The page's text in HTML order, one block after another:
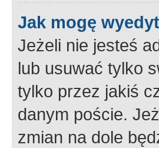
Jak mogę
Jeżeli nie jesteś
lub usuwać tylko
tylko przez jakiś
danym poście.
zmian na dole